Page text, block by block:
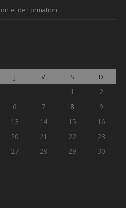
et de Formation
J V S D
1
2
6 7 8
9
13 14 15
16
20 21 22
23
27 28 29
30